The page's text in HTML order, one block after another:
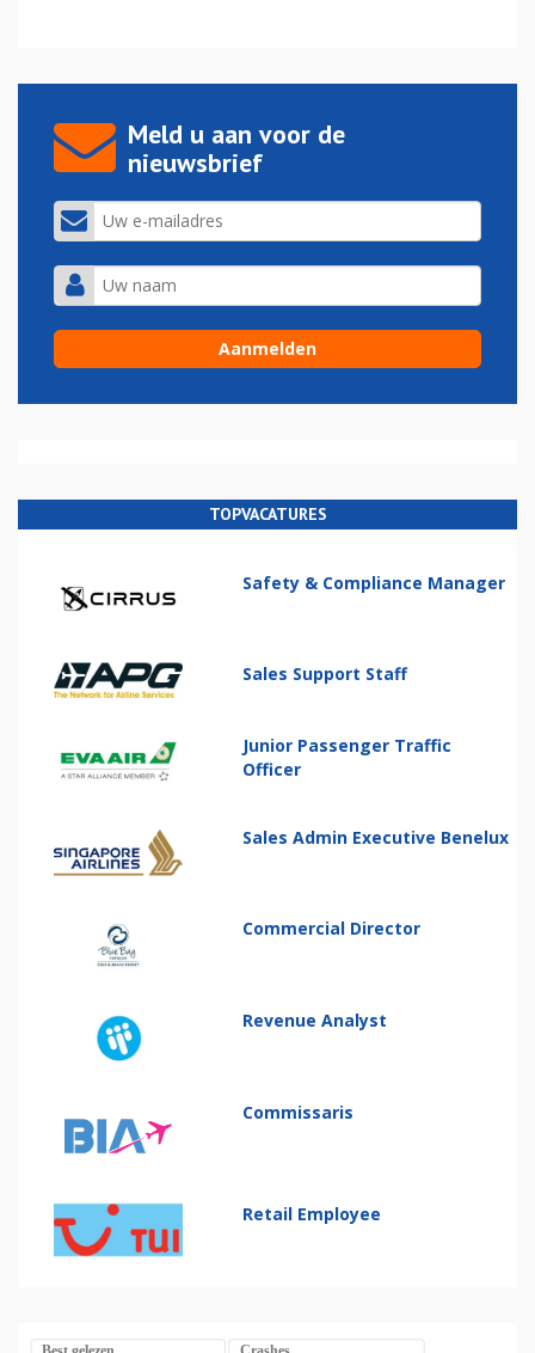
Meld u aan voor de
nieuwsbrief
TOPVACATURES
Safety & Compliance Manager
Sales Support Staff
Junior Passenger Traffic
Officer
Sales Admin Executive Benelux
Commercial Director
Revenue Analyst
Commissaris
Retail Employee